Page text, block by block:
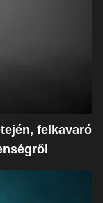
felkavaró